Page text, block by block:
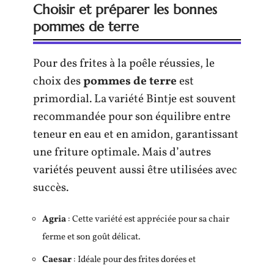
Choisir et préparer les bonnes
pommes de terre
Pour des frites à la poêle réussies, le
choix despommes de terreest
primordial. La variété Bintje est souvent
recommandée pour son équilibre entre
teneur en eau et en amidon, garantissant
une friture optimale. Mais d’autres
variétés peuvent aussi être utilisées avec
succès.
Agria: Cette variété est appréciée pour sa chair
ferme et son goût délicat.
Caesar: Idéale pour des frites dorées et